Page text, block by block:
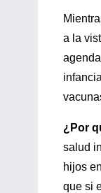
a la
¿Por
salud
hijos
que si